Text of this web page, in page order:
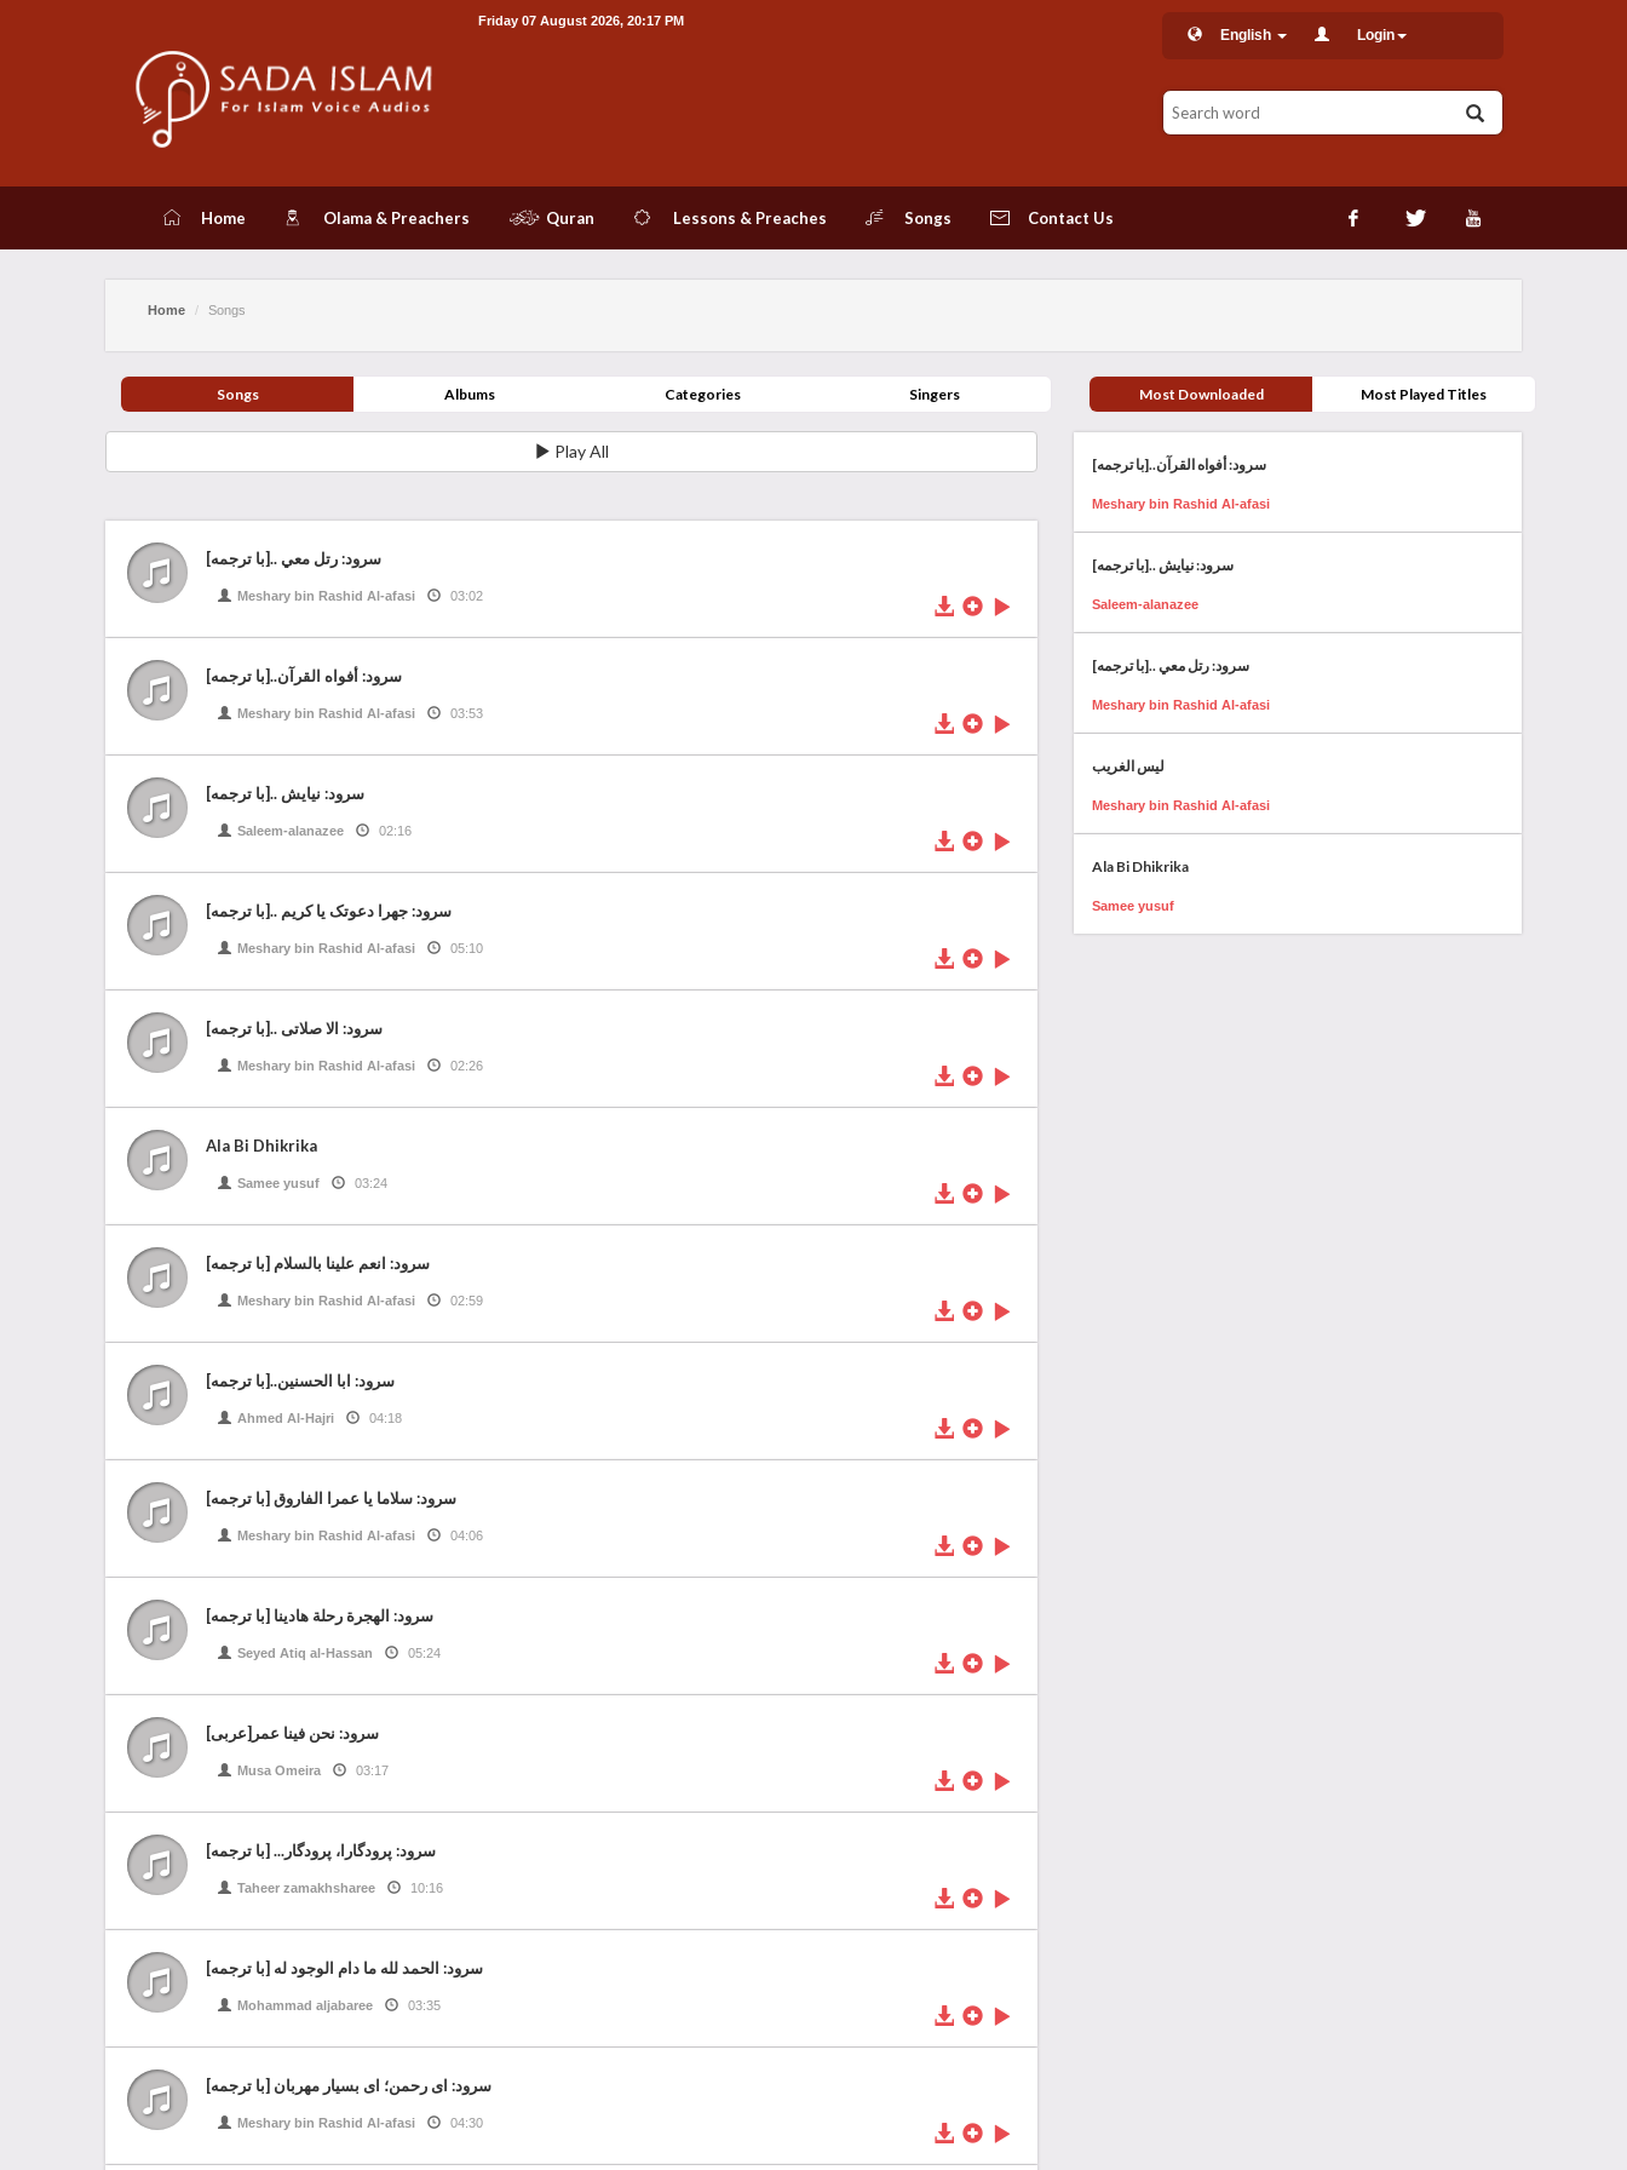
Friday 07 August 2026, 20:17 PM
English Login
Home Olama & Preachers Quran Lessons & Preaches Songs Contact Us
Home Songs
Songs Albums Categories Singers
Play All
سرود: رتل معي ..[با ترجمه]
Meshary bin Rashid Al-afasi 03:02
سرود: أفواه القرآن..[با ترجمه]
Meshary bin Rashid Al-afasi 03:53
سرود: نیایش ..[با ترجمه]
Saleem-alanazee 02:16
سرود: جهرا دعوتک یا کریم ..[با ترجمه]
Meshary bin Rashid Al-afasi 05:10
سرود: الا صلاتی ..[با ترجمه]
Meshary bin Rashid Al-afasi 02:26
Ala Bi Dhikrika
Samee yusuf 03:24
سرود: انعم علینا بالسلام [با ترجمه]
Meshary bin Rashid Al-afasi 02:59
سرود: ابا الحسنین..[با ترجمه]
Ahmed Al-Hajri 04:18
سرود: سلاما یا عمرا الفاروق [با ترجمه]
Meshary bin Rashid Al-afasi 04:06
سرود: الهجرة رحلة هادينا [با ترجمه]
Seyed Atiq al-Hassan 05:24
سرود: نحن فینا عمر[عربى]
Musa Omeira 03:17
سرود: پرودگارا، پرودگار... [با ترجمه]
Taheer zamakhsharee 10:16
سرود: الحمد لله ما دام الوجود له [با ترجمه]
Mohammad aljabaree 03:35
سرود: ای رحمن؛ ای بسیار مهربان [با ترجمه]
Meshary bin Rashid Al-afasi 04:30
Most Downloaded Most Played Titles
سرود: أفواه القرآن..[با ترجمه]
Meshary bin Rashid Al-afasi
سرود: نیایش ..[با ترجمه]
Saleem-alanazee
سرود: رتل معي ..[با ترجمه]
Meshary bin Rashid Al-afasi
ليس الغريب
Meshary bin Rashid Al-afasi
Ala Bi Dhikrika
Samee yusuf